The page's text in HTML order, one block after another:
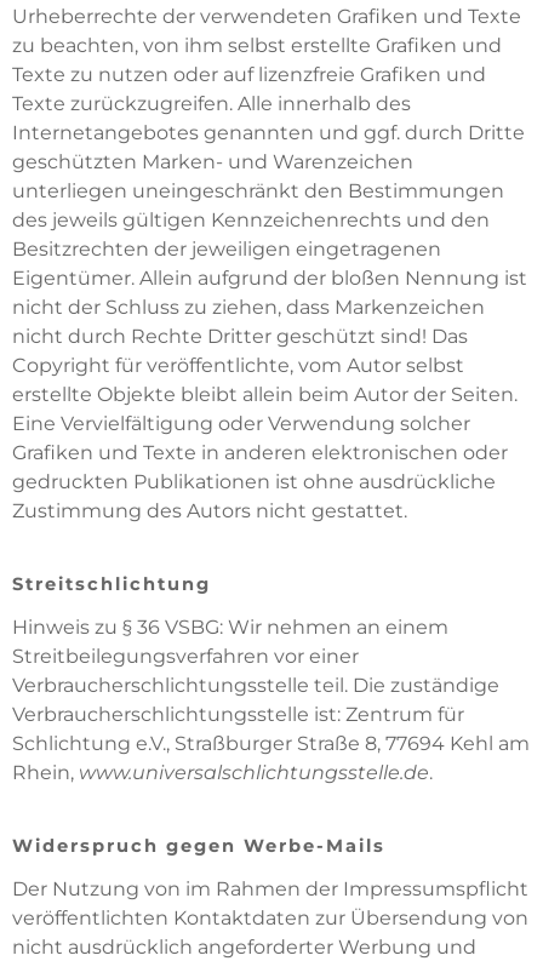
Urheberrechte der verwendeten Grafiken und Texte
zu beachten, von ihm selbst erstellte Grafiken und
Texte zu nutzen oder auf lizenzfreie Grafiken und
Texte zurückzugreifen. Alle innerhalb des
Internetangebotes genannten und ggf. durch Dritte
geschützten Marken- und Warenzeichen
unterliegen uneingeschränkt den Bestimmungen
des jeweils gültigen Kennzeichenrechts und den
Besitzrechten der jeweiligen eingetragenen
Eigentümer. Allein aufgrund der bloßen Nennung ist
nicht der Schluss zu ziehen, dass Markenzeichen
nicht durch Rechte Dritter geschützt sind! Das
Copyright für veröffentlichte, vom Autor selbst
erstellte Objekte bleibt allein beim Autor der Seiten.
Eine Vervielfältigung oder Verwendung solcher
Grafiken und Texte in anderen elektronischen oder
gedruckten Publikationen ist ohne ausdrückliche
Zustimmung des Autors nicht gestattet.
Streitschlichtung
Hinweis zu § 36 VSBG: Wir nehmen an einem
Streitbeilegungsverfahren vor einer
Verbraucherschlichtungsstelle teil. Die zuständige
Verbraucherschlichtungsstelle ist: Zentrum für
Schlichtung e.V., Straßburger Straße 8, 77694 Kehl am
Rhein, www.universalschlichtungsstelle.de.
Widerspruch gegen Werbe-Mails
Der Nutzung von im Rahmen der Impressumspflicht
veröffentlichten Kontaktdaten zur Übersendung von
nicht ausdrücklich angeforderter Werbung und